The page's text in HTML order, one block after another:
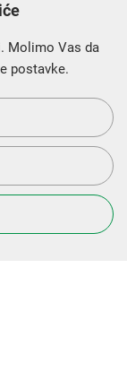
iz
Operativnog
godine!
Molimo Vas da
postavke.